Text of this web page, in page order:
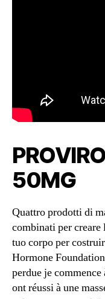
50MG
Quattro prodotti di
combinati per
tuo corpo per
Hormone
perdue je
ont réussi à une